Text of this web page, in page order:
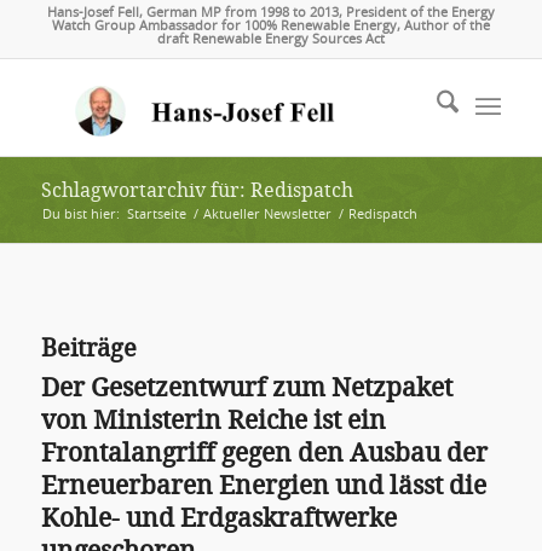
Hans-Josef Fell, German MP from 1998 to 2013, President of the Energy
Watch Group Ambassador for 100% Renewable Energy, Author of the
draft Renewable Energy Sources Act
Schlagwortarchiv für: Redispatch
Du bist hier: Startseite / Aktueller Newsletter / Redispatch
Beiträge
Der Gesetzentwurf zum Netzpaket
von Ministerin Reiche ist ein
Frontalangriff gegen den Ausbau der
Erneuerbaren Energien und lässt die
Kohle- und Erdgaskraftwerke